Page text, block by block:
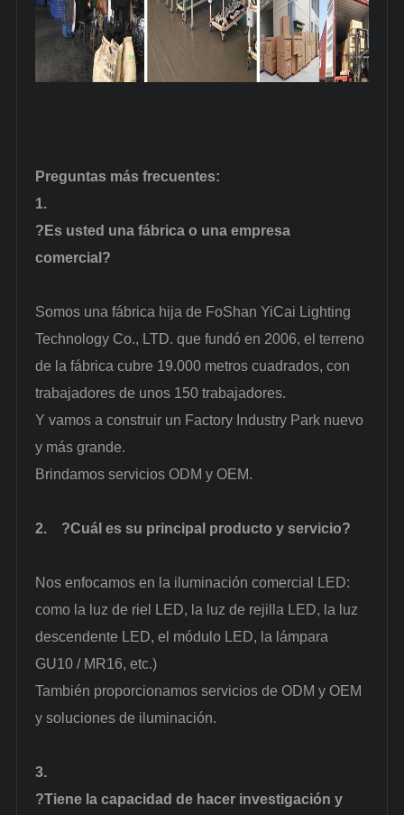
Preguntas más frecuentes:
1.
?Es usted una fábrica o una empresa
comercial?
Somos una fábrica hija de FoShan YiCai Lighting
Technology Co., LTD. que fundó en 2006, el terreno
de la fábrica cubre 19.000 metros cuadrados, con
trabajadores de unos 150 trabajadores.
Y vamos a construir un Factory Industry Park nuevo
y más grande.
Brindamos servicios ODM y OEM.
2. ?Cuál es su principal producto y servicio?
Nos enfocamos en la iluminación comercial LED:
como la luz de riel LED, la luz de rejilla LED, la luz
descendente LED, el módulo LED, la lámpara
GU10 / MR16, etc.)
También proporcionamos servicios de ODM y OEM
y soluciones de iluminación.
3.
?Tiene la capacidad de hacer investigación y